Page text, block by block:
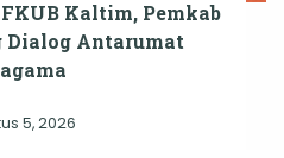
Kaltim, Pemkab
Dialog Antarumat
5, 2026